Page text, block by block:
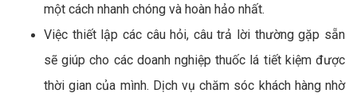
một cách nhanh chóng và hoàn hảo nhất.
Việc thiết lập các câu hỏi, câu trả lời thường gặp sẵn
sẽ giúp cho các doanh nghiệp thuốc lá tiết kiệm được
thời gian của mình. Dịch vụ chăm sóc khách hàng nhờ